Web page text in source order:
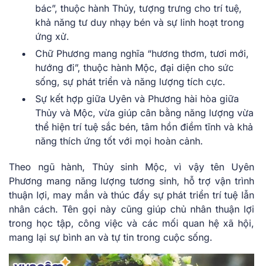
bác”, thuộc hành Thủy, tượng trưng cho trí tuệ,
khả năng tư duy nhạy bén và sự linh hoạt trong
ứng xử.
Chữ Phương mang nghĩa “hương thơm, tươi mới,
hướng đi”, thuộc hành Mộc, đại diện cho sức
sống, sự phát triển và năng lượng tích cực.
Sự kết hợp giữa Uyên và Phương hài hòa giữa
Thủy và Mộc, vừa giúp cân bằng năng lượng vừa
thể hiện trí tuệ sắc bén, tâm hồn điềm tĩnh và khả
năng thích ứng tốt với mọi hoàn cảnh.
Theo ngũ hành, Thủy sinh Mộc, vì vậy tên Uyên
Phương mang năng lượng tương sinh, hỗ trợ vận trình
thuận lợi, may mắn và thúc đẩy sự phát triển trí tuệ lẫn
nhân cách. Tên gọi này cũng giúp chủ nhân thuận lợi
trong học tập, công việc và các mối quan hệ xã hội,
mang lại sự bình an và tự tin trong cuộc sống.